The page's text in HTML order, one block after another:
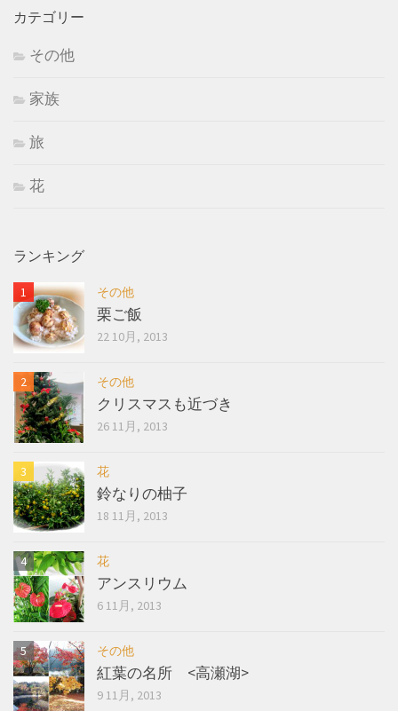
カテゴリー
その他
家族
旅
花
ランキング
その他
栗ご飯
22 10月, 2013
その他
クリスマスも近づき
26 11月, 2013
花
鈴なりの柚子
18 11月, 2013
花
アンスリウム
6 11月, 2013
その他
紅葉の名所 <高瀬湖>
9 11月, 2013